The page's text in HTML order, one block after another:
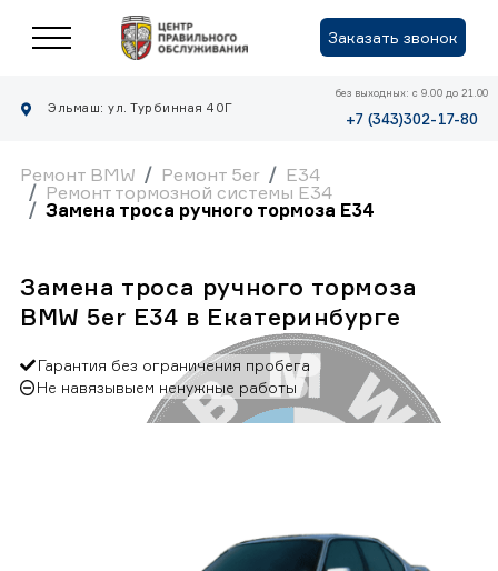
Заказать звонок
Эльмаш: ул. Турбинная 40Г
без выходных: с 9.00 до 21.00
+7 (343)302-17-80
Ремонт BMW Ремонт 5er
E34
Ремонт тормозной системы E34
Замена троса ручного тормоза E34
Замена троса ручного тормоза
BMW 5er E34 в Екатеринбурге
Гарантия без ограничения пробега
Не навязывыем ненужные работы